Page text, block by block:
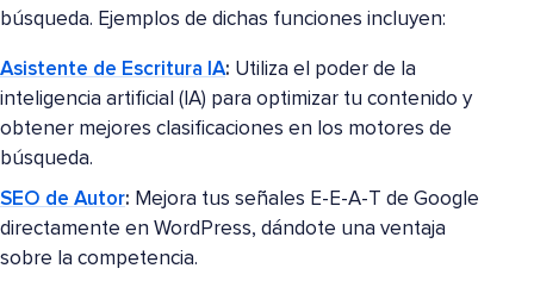
búsqueda. Ejemplos de dichas funciones incluyen:
Asistente de Escritura IA: Utiliza el poder de la
inteligencia artificial (IA) para optimizar tu contenido y
obtener mejores clasificaciones en los motores de
búsqueda.
SEO de Autor: Mejora tus señales E-E-A-T de Google
directamente en WordPress, dándote una ventaja
sobre la competencia.